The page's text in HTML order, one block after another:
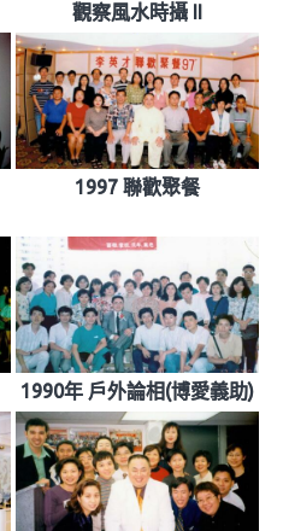
觀察風水時攝 II
1997 聯歡聚餐
1990年 戶外論相(博愛義助)